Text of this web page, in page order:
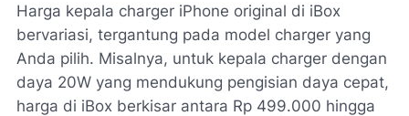
Harga kepala charger iPhone original di iBox
bervariasi, tergantung pada model charger yang
Anda pilih. Misalnya, untuk kepala charger dengan
daya 20W yang mendukung pengisian daya cepat,
harga di iBox berkisar antara Rp 499.000 hingga